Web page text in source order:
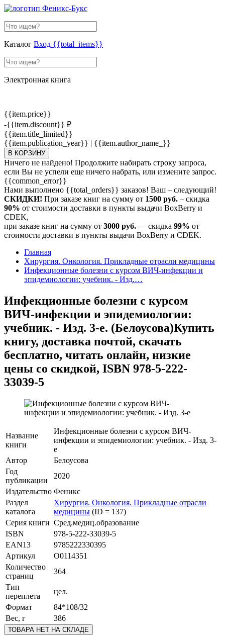
Каталог Вход {{total_items}}
Электронная книга
{{item.price}}
-{{item.discount}} ₽
{{item.title_limited}}
{{item.publication_year}} | {{item.author_name_}}
В КОРЗИНУ
Ничего не найдено! Продолжите набирать строку запроса,
если Вы не успели еще ничего набрать, или измените запрос.
{{common_error}}
Нами выполнено {{total_orders}} заказов! Ваш – следующий!
СКИДКИ! При заказе книг на сумму от 1500 руб. – скидка
90% от стоимости доставки в пункты выдачи BoxBerry и
CDEK,
при заказе книг на сумму от 3000 руб. — скидка 99% от
стоимости доставки в пункты выдачи BoxBerry и CDEK.
Главная
Хирургия. Онкология. Прикладные отрасли медицины
Инфекционные болезни с курсом ВИЧ-инфекции и
эпидемиологии: учебник. - Изд.…
Инфекционные болезни с курсом
ВИЧ-инфекции и эпидемиологии:
учебник. - Изд. 3-е. (Белоусова)Купить
книгу, доставка почтой, скачать
бесплатно, читать онлайн, низкие
цены со скидкой, ISBN 978-5-222-
33039-5
Название
книги
Инфекционные болезни с курсом ВИЧ-
инфекции и эпидемиологии: учебник. - Изд. 3-
е
Автор
Белоусова
Год
публикации
2020
Издательство Феникс
Раздел
каталога
Хирургия. Онкология. Прикладные отрасли
медицины (ID = 137)
Серия книги Сред.медиц.образование
ISBN
978-5-222-33039-5
EAN13
9785222330395
Артикул
O0114351
Количество
страниц
364
Тип
переплета
цел.
Формат
84*108/32
Вес, г
386
ТОВАРА НЕТ НА СКЛАДЕ